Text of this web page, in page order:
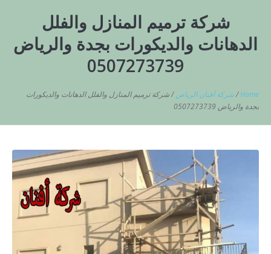
شركة ترميم المنازل والفلل
الدهانات والديكورات بجدة والرياض
0507273739
Home
/شركة أفنان الرياض /شركة ترميم المنازل والفلل الدهانات والديكورات
بجدة والرياض 0507273739